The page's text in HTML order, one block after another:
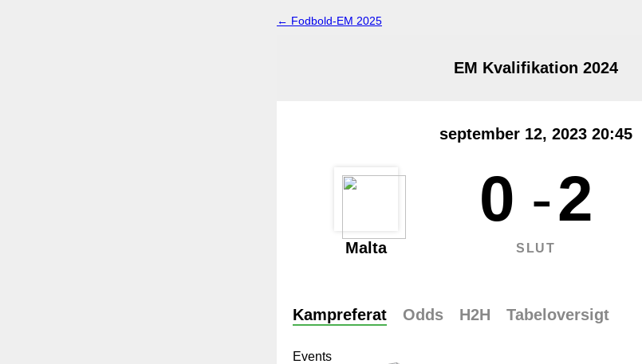
← Fodbold-EM 2025
Malta
EM Kvalifikation 2024
september 12, 2023 20:45
0 -2
SLUT
Kampreferat Odds H2H Tabeloversigt
Events